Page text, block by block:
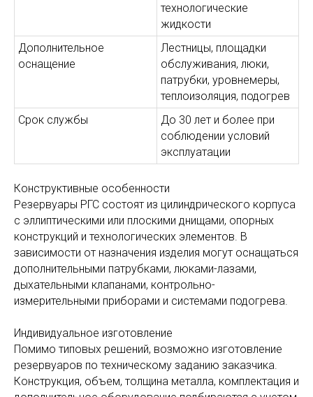
технологические
жидкости
Дополнительное
оснащение
Лестницы, площадки
обслуживания, люки,
патрубки, уровнемеры,
теплоизоляция, подогрев
Срок службы
До 30 лет и более при
соблюдении условий
эксплуатации
Конструктивные особенности
Резервуары РГС состоят из цилиндрического корпуса
с эллиптическими или плоскими днищами, опорных
конструкций и технологических элементов. В
зависимости от назначения изделия могут оснащаться
дополнительными патрубками, люками-лазами,
дыхательными клапанами, контрольно-
измерительными приборами и системами подогрева.
Индивидуальное изготовление
Помимо типовых решений, возможно изготовление
резервуаров по техническому заданию заказчика.
Конструкция, объем, толщина металла, комплектация и